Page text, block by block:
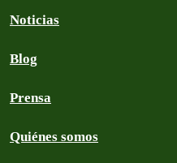
Noticias
Blog
Prensa
Quiénes somos